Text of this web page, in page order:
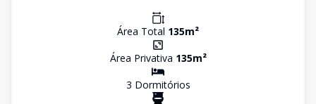
Área Total 135m²
Área Privativa 135m²
3 Dormitórios